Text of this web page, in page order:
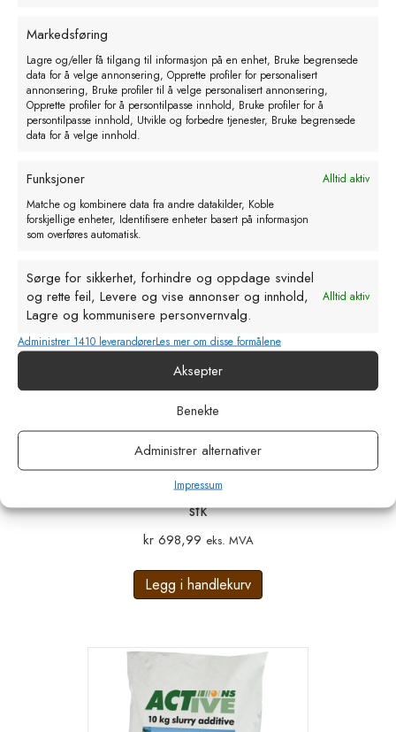
Markedsføring
Lagre og/eller få tilgang til informasjon på en enhet, Bruke begrensede
data for å velge annonsering, Opprette profiler for personalisert
annonsering, Bruke profiler til å velge personalisert annonsering,
Opprette profiler for å persontilpasse innhold, Bruke profiler for å
persontilpasse innhold, Utvikle og forbedre tjenester, Bruke begrensede
data for å velge innhold.
Funksjoner
Alltid aktiv
Matche og kombinere data fra andre datakilder, Koble
forskjellige enheter, Identifisere enheter basert på informasjon
som overføres automatisk.
Sørge for sikkerhet, forhindre og oppdage svindel
og rette feil, Levere og vise annonser og innhold,
Lagre og kommunisere personvernvalg.
Alltid aktiv
Administrer 1410 leverandørerLes mer om disse formålene
Aksepter
Benekte
Administrer alternativer
Impressum
Sprangsele. nylon. med clips-lås
kr176,00 eks. MVA
Kruuse PORCIVET Skulderkappe10
stk
kr698,99 eks. MVA
Legg i handlekurv